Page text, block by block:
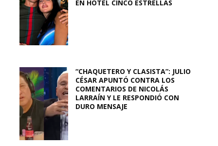
EN HOTEL CINCO ESTRELLAS
“CHAQUETERO Y CLASISTA”: JULIO
CÉSAR APUNTÓ CONTRA LOS
COMENTARIOS DE NICOLÁS
LARRAÍN Y LE RESPONDIÓ CON
DURO MENSAJE